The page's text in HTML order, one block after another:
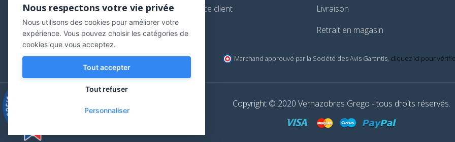
librairie@vg-editions.com
Service client
Livraison
Retrait en magasin
Marchand approuvé par la Société des Avis Garantis, cliquez ici pour
Copyright © 2020 Vernazobres Grego - tous droits réservés.
Nous respectons votre vie privée
Nous utilisons des cookies pour améliorer votre
expérience. Vous pouvez choisir les catégories de
cookies que vous acceptez.
Tout accepter
Tout refuser
Personnaliser